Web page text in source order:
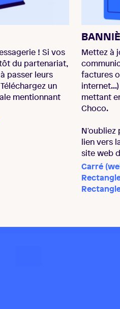
! Si vos
du partenariat,
passer leurs
un
mentionnant
Mettez à
factures
mettant
Choco.
N'oubliez
lien vers
site web
Carré